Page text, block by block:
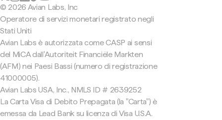
© 2026 Avian Labs, Inc
Operatore di servizi monetari registrato negli
Stati Uniti
Avian Labs è autorizzata come CASP ai sensi
del MiCA dall'Autoriteit Financiële Markten
(AFM) nei Paesi Bassi (numero di registrazione
41000005).
Avian Labs USA, Inc., NMLS ID # 2639252
La Carta Visa di Debito Prepagata (la "Carta") è
emessa da Lead Bank su licenza di Visa U.S.A.